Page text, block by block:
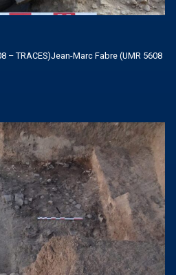
– TRACES)Jean-Marc Fabre (UMR 5608